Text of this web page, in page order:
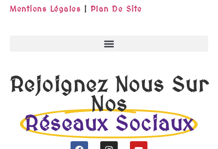
Mentions Légales | Plan De Site
Rejoignez Nous Sur
Nos
Réseaux Sociaux